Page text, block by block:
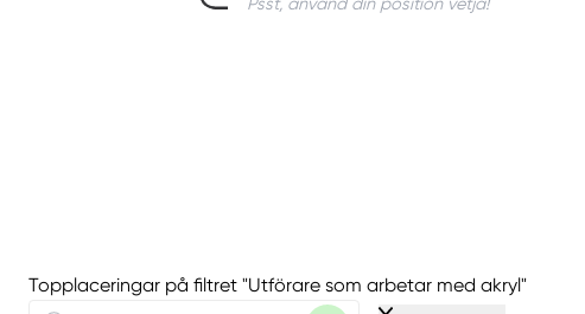
Psst, använd din position vetja!
Topplaceringar på filtret "Utförare som arbetar med akryl"